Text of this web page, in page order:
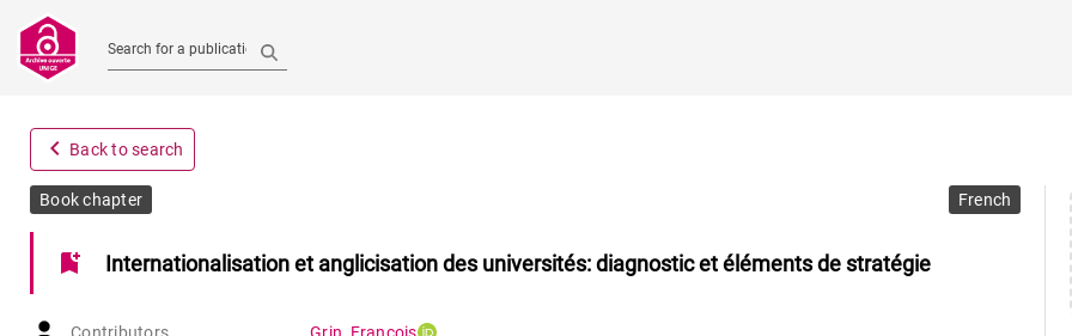
Search for a publication
navigate_before Back to search
Book chapter French
bookmark_add Internationalisation et anglicisation des universités: diagnostic et éléments de stratégie